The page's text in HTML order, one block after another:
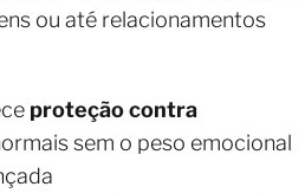
ou até relacionamentos
proteção contra
sem o peso emocional